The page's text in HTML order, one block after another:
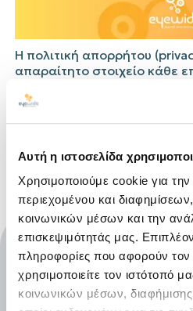
Αυτή η ιστοσελίδα
Χρησιμοποιούμε cookie για την
περιεχομένου και
κοινωνικών μέσων και την
επισκεψιμότητάς μας.
πληροφορίες που αφορούν
χρησιμοποιείτε τον ιστότοπό
κοινωνικών μέσων,
Η πολιτική απορρήτου
απαραίτητο στοιχείο κάθε
στον ξενοδοχειακό κλάδο.